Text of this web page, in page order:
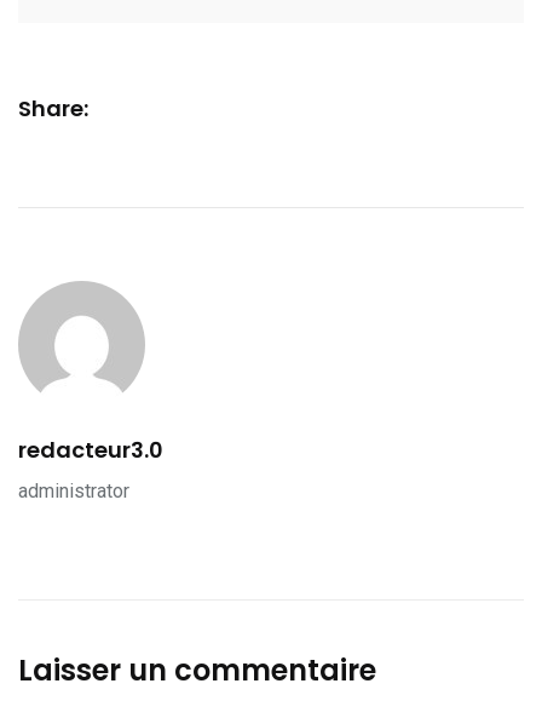
Share:
redacteur3.0
administrator
Laisser un commentaire